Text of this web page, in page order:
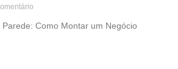
Como Montar um Negócio